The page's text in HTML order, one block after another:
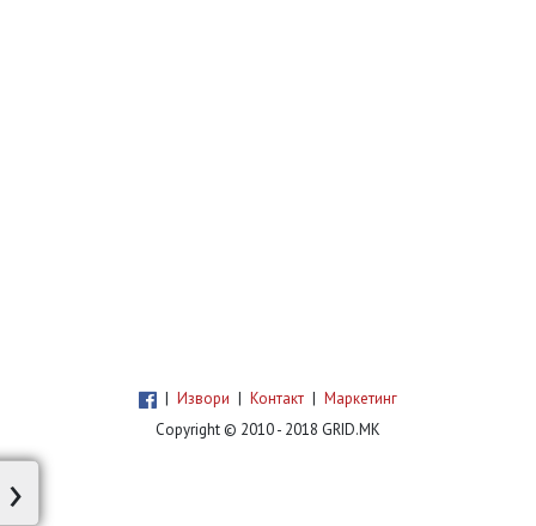
| Извори | Контакт | Маркетинг
Copyright © 2010 - 2018 GRID.MK
›